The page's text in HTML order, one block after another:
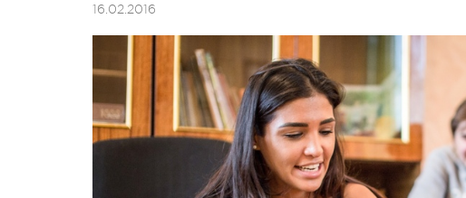
16.02.2016